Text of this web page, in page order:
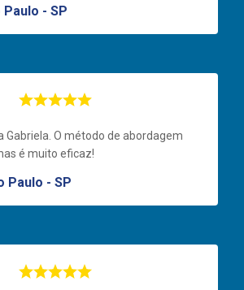
Paulo - SP
Gabriela. O método de abordagem
é muito eficaz!
Paulo - SP